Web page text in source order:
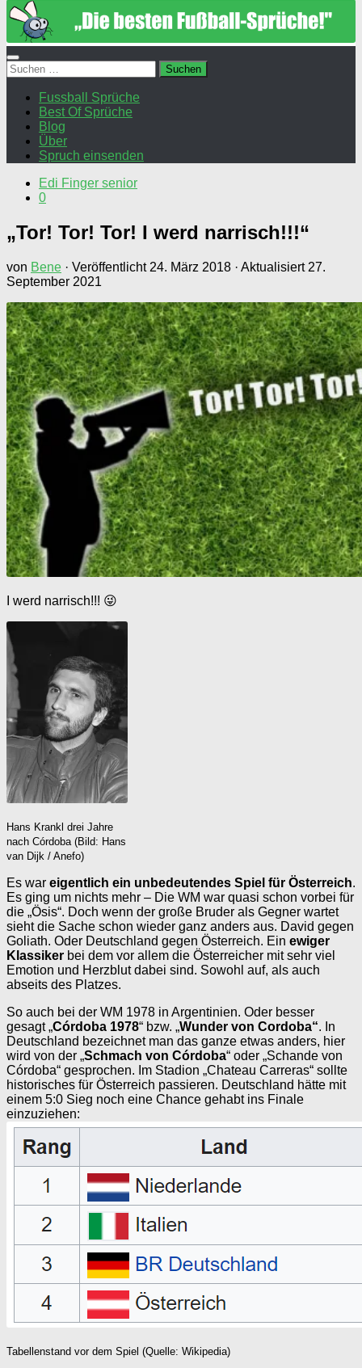
Suchen
nach:
Fussball Sprüche
Best Of Sprüche
Blog
Über
Spruch einsenden
Edi Finger senior
0
„Tor! Tor! Tor! I werd narrisch!!!“
von Bene · Veröffentlicht 24. März 2018 · Aktualisiert 27.
September 2021
I werd narrisch!!! 😜
Hans Krankl drei Jahre
nach Córdoba (Bild: Hans
van Dijk / Anefo)
Es war eigentlich ein unbedeutendes Spiel für Österreich.
Es ging um nichts mehr – Die WM war quasi schon vorbei für
die „Ösis“. Doch wenn der große Bruder als Gegner wartet
sieht die Sache schon wieder ganz anders aus. David gegen
Goliath. Oder Deutschland gegen Österreich. Ein ewiger
Klassiker bei dem vor allem die Österreicher mit sehr viel
Emotion und Herzblut dabei sind. Sowohl auf, als auch
abseits des Platzes.
So auch bei der WM 1978 in Argentinien. Oder besser
gesagt „Córdoba 1978“ bzw. „Wunder von Cordoba“. In
Deutschland bezeichnet man das ganze etwas anders, hier
wird von der „Schmach von Córdoba“ oder „Schande von
Córdoba“ gesprochen. Im Stadion „Chateau Carreras“ sollte
historisches für Österreich passieren. Deutschland hätte mit
einem 5:0 Sieg noch eine Chance gehabt ins Finale
einzuziehen:
Tabellenstand vor dem Spiel (Quelle: Wikipedia)